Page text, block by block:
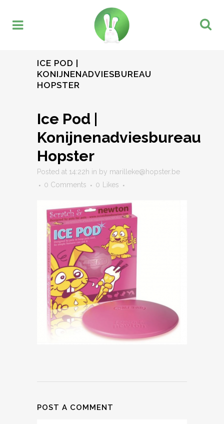
ICE POD |
KONIJNENADVIESBUREAU
HOPSTER
Ice Pod |
Konijnenadviesbureau
Hopster
Posted at 14:22h in by marilleke@hopster.be
0 Comments
0 Likes
POST A COMMENT